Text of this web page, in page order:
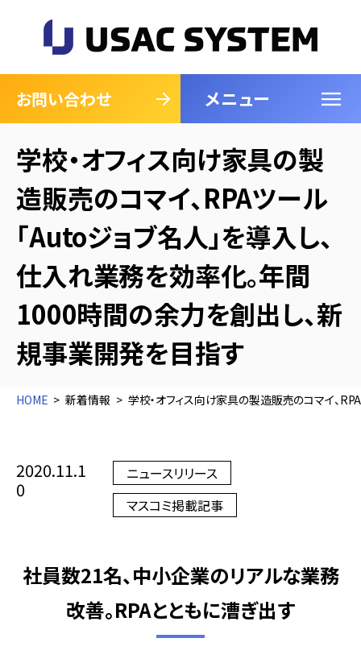
お問い合わせ メニュー
閉じる
学校・オフィス向け家具の製
造販売のコマイ、RPAツール
「Autoジョブ名人」を導入し、
仕入れ業務を効率化。年間
1000時間の余力を創出し、新
規事業開発を目指す
HOME 新着情報 学校・オフィス向け家具の製造販売のコマイ、
2020.11.1
0
ニュースリリース
マスコミ掲載記事
社員数21名、中小企業のリアルな業務
改善。RPAとともに漕ぎ出す